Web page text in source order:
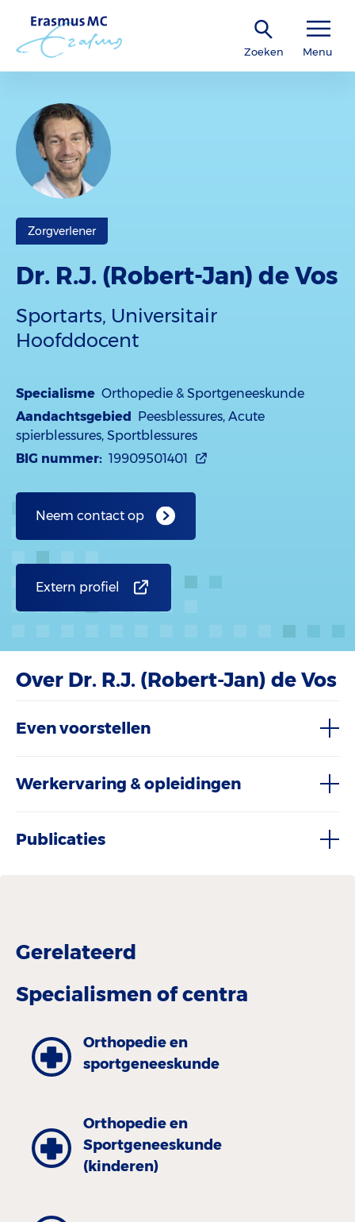
Zoeken Menu
Zorgverlener
Dr. R.J. (Robert-Jan) de Vos
Sportarts, Universitair
Hoofddocent
Specialisme Orthopedie & Sportgeneeskunde
Aandachtsgebied Peesblessures, Acute
spierblessures, Sportblessures
BIG nummer: 19909501401
Neem contact op
Extern profiel
Over Dr. R.J. (Robert-Jan) de Vos
Even voorstellen
Werkervaring & opleidingen
Publicaties
Gerelateerd
Specialismen of centra
Orthopedie en
sportgeneeskunde
Orthopedie en
Sportgeneeskunde
(kinderen)